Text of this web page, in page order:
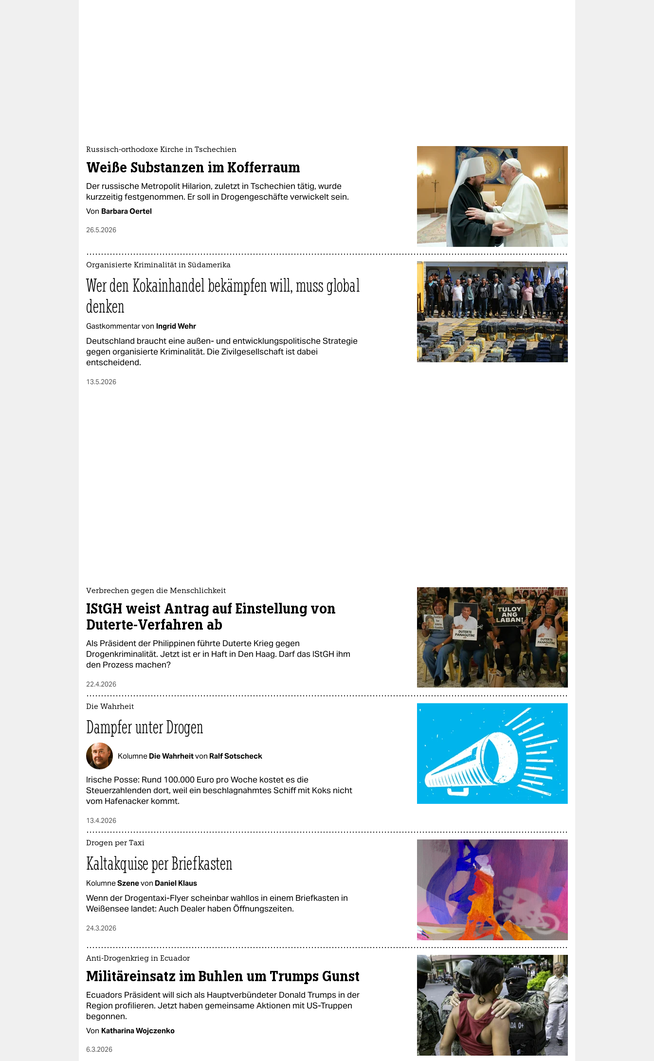
Russisch-orthodoxe Kirche in Tschechien
Weiße Substanzen im Kofferraum
Der russische Metropolit Hilarion, zuletzt in Tschechien tätig, wurde
kurzzeitig festgenommen. Er soll in Drogengeschäfte verwickelt sein.
Von Barbara Oertel
26.5.2026
Organisierte Kriminalität in Südamerika
Wer den Kokainhandel bekämpfen will, muss global
denken
Gastkommentar von Ingrid Wehr
Deutschland braucht eine außen- und entwicklungspolitische Strategie
gegen organisierte Kriminalität. Die Zivilgesellschaft ist dabei
entscheidend.
13.5.2026
Verbrechen gegen die Menschlichkeit
IStGH weist Antrag auf Einstellung von
Duterte-Verfahren ab
Als Präsident der Philippinen führte Duterte Krieg gegen
Drogenkriminalität. Jetzt ist er in Haft in Den Haag. Darf das IStGH ihm
den Prozess machen?
22.4.2026
Die Wahrheit
Dampfer unter Drogen
Kolumne Die Wahrheitvon Ralf Sotscheck
Irische Posse: Rund 100.000 Euro pro Woche kostet es die
Steuerzahlenden dort, weil ein beschlagnahmtes Schiff mit Koks nicht
vom Hafenacker kommt.
13.4.2026
Drogen per Taxi
Kaltakquise per Briefkasten
KolumneSzenevon Daniel Klaus
Wenn der Drogentaxi-Flyer scheinbar wahllos in einem Briefkasten in
Weißensee landet: Auch Dealer haben Öffnungszeiten.
24.3.2026
Anti-Drogenkrieg in Ecuador
Militäreinsatz im Buhlen um Trumps Gunst
Ecuadors Präsident will sich als Hauptverbündeter Donald Trumps in der
Region profilieren. Jetzt haben gemeinsame Aktionen mit US-Truppen
begonnen.
Von Katharina Wojczenko
6.3.2026